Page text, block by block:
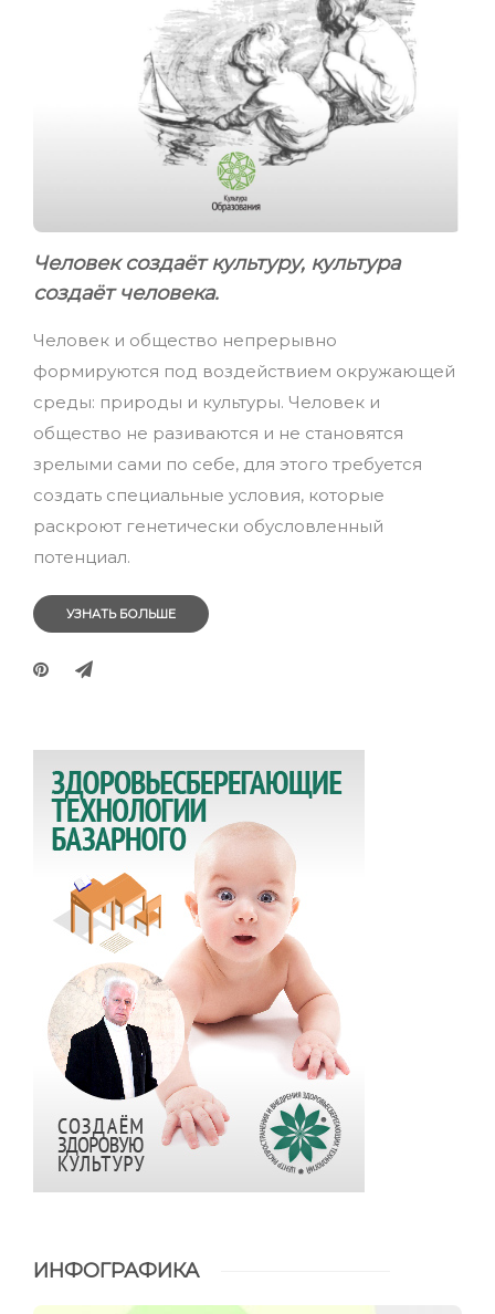
Человек создаёт культуру, культура
создаёт человека.
Человек и общество непрерывно
формируются под воздействием окружающей
среды: природы и культуры. Человек и
общество не разиваются и не становятся
зрелыми сами по себе, для этого требуется
создать специальные условия, которые
раскроют генетически обусловленный
потенциал.
УЗНАТЬ БОЛЬШЕ
ИНФОГРАФИКА